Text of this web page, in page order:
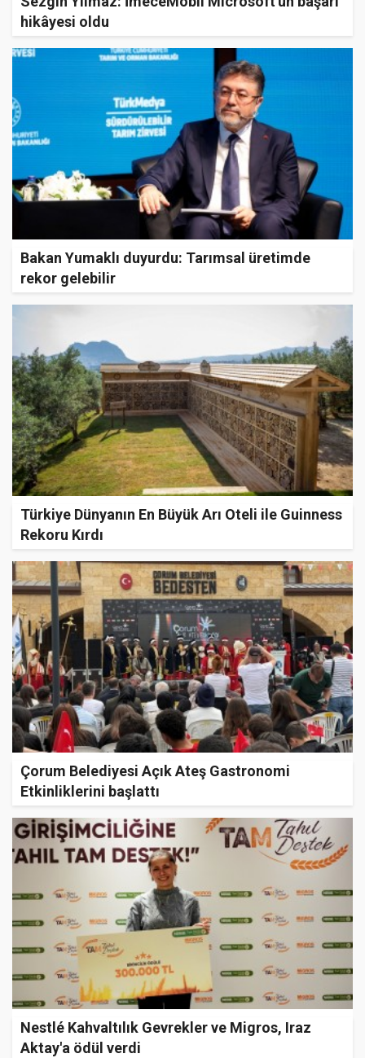
hikâyesi oldu
Bakan Yumaklı duyurdu: Tarımsal üretimde
rekor gelebilir
Türkiye Dünyanın En Büyük Arı Oteli ile Guinness
Rekoru Kırdı
Çorum Belediyesi Açık Ateş Gastronomi
Etkinliklerini başlattı
Nestlé Kahvaltılık Gevrekler ve Migros, Iraz
Aktay'a ödül verdi